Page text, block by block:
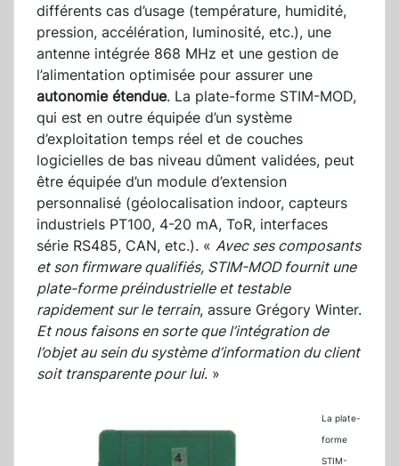
différents cas d’usage (température, humidité,
pression, accélération, luminosité, etc.), une
antenne intégrée 868 MHz et une gestion de
l’alimentation optimisée pour assurer une
autonomie étendue. La plate-forme STIM-MOD,
qui est en outre équipée d’un système
d’exploitation temps réel et de couches
logicielles de bas niveau dûment validées, peut
être équipée d’un module d’extension
personnalisé (géolocalisation indoor, capteurs
industriels PT100, 4-20 mA, ToR, interfaces
série RS485, CAN, etc.). « Avec ses composants
et son firmware qualifiés, STIM-MOD fournit une
plate-forme préindustrielle et testable
rapidement sur le terrain, assure Grégory Winter.
Et nous faisons en sorte que l’intégration de
l’objet au sein du système d’information du client
soit transparente pour lui. »
La plate-
forme
STIM-